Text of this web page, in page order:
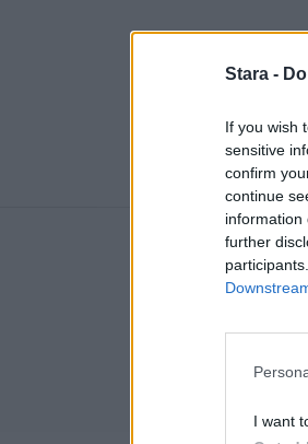
Stara -
If you wish
sensitive
confirm
continue
information
further
I want